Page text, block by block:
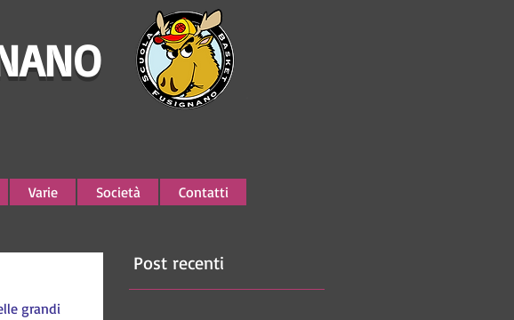
Varie Società Contatti
grandi
Post recenti